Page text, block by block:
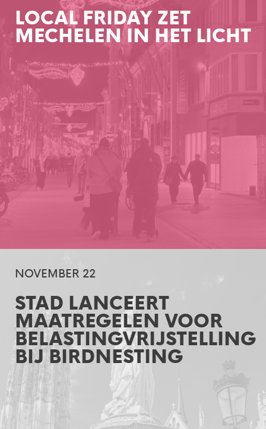
LOCAL FRIDAY ZET
MECHELEN IN HET LICHT
NOVEMBER 22
STAD LANCEERT
MAATREGELEN VOOR
BELASTINGVRIJSTELLING
BIJ BIRDNESTING